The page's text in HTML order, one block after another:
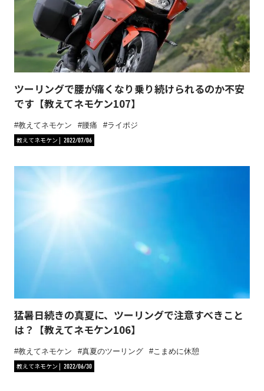
ツーリングで腰が痛くなり乗り続けられるのか不安
です【教えてネモケン107】
教えてネモケン 腰痛
ライポジ
教えてネモケン
2022/07/06
猛暑日続きの真夏に、ツーリングで注意すべきこと
は？【教えてネモケン106】
教えてネモケン 真夏のツーリング
こまめに休憩
教えてネモケン
2022/06/30